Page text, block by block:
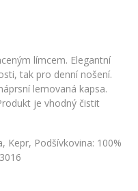
límcem. Elegantní
tak pro denní nošení.
lemovaná kapsa.
je vhodný čistit
Kepr, Podšívkovina: 100%